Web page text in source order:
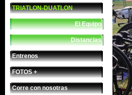
TRIATLON-DUATLON
El Equipo
Distancias
Entrenos
FOTOS +
Corre con nosotras